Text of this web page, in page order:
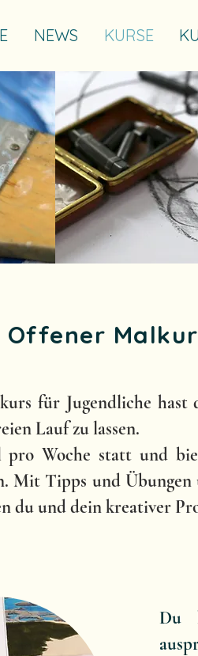
NEWS KURSE
Offener
für Jugendliche
Lauf zu lassen.
Woche statt und
Mit Tipps und
du und dein kreativer
Du